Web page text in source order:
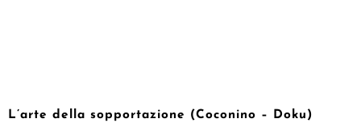
L’arte della sopportazione (Coconino – Doku)